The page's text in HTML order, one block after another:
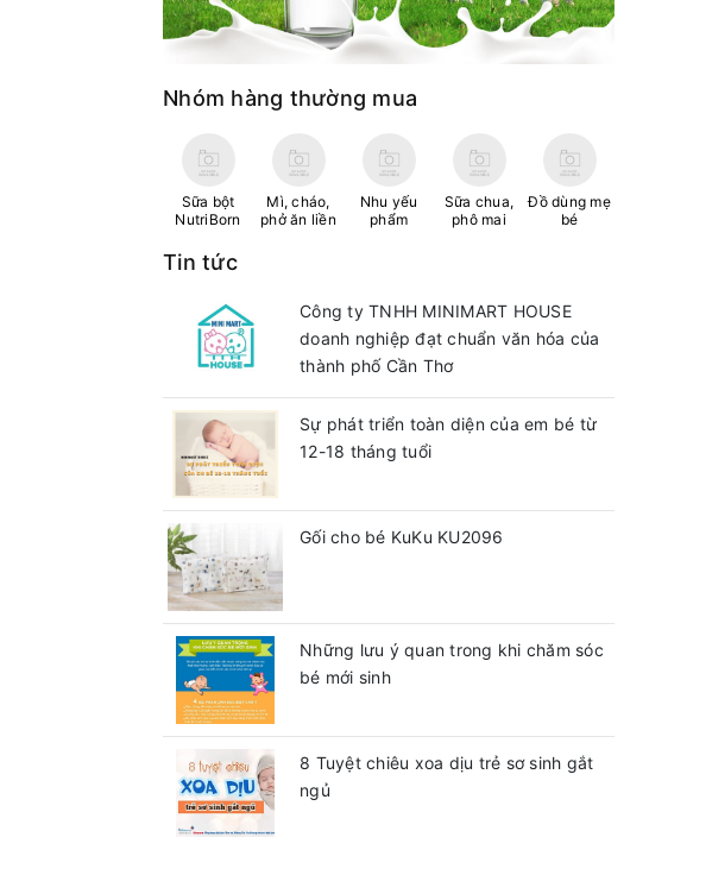
Nhóm hàng thường mua
Sữa bột
NutriBorn
Mì, cháo,
phở ăn liền
Nhu yếu
phẩm
Sữa chua,
phô mai
Đồ dùng mẹ
bé
Tin tức
Công ty TNHH MINIMART HOUSE
doanh nghiệp đạt chuẩn văn hóa của
thành phố Cần Thơ
Sự phát triển toàn diện của em bé từ
12-18 tháng tuổi
Gối cho bé KuKu KU2096
Những lưu ý quan trong khi chăm sóc
bé mới sinh
8 Tuyệt chiêu xoa dịu trẻ sơ sinh gắt
ngủ